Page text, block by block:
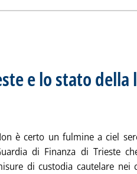
e lo stato
è certo un fulmine a ciel
di Finanza di Trieste
di custodia cautelare